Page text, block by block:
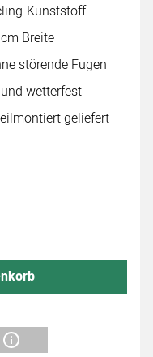
Kunststoff
Breite
störende Fugen
wetterfest
geliefert